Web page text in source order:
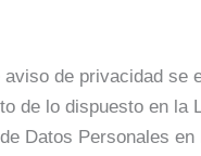
aviso de privacidad se
de lo dispuesto en la
Datos Personales